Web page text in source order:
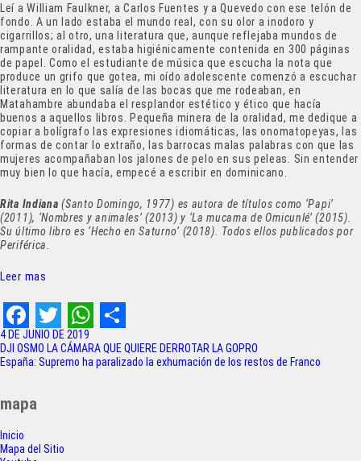
Leí a William Faulkner, a Carlos Fuentes y a Quevedo con ese telón de
fondo. A un lado estaba el mundo real, con su olor a inodoro y
cigarrillos; al otro, una literatura que, aunque reflejaba mundos de
rampante oralidad, estaba higiénicamente contenida en 300 páginas
de papel. Como el estudiante de música que escucha la nota que
produce un grifo que gotea, mi oído adolescente comenzó a escuchar
literatura en lo que salía de las bocas que me rodeaban, en
Matahambre abundaba el resplandor estético y ético que hacía
buenos a aquellos libros. Pequeña minera de la oralidad, me dedique a
copiar a bolígrafo las expresiones idiomáticas, las onomatopeyas, las
formas de contar lo extraño, las barrocas malas palabras con que las
mujeres acompañaban los jalones de pelo en sus peleas. Sin entender
muy bien lo que hacía, empecé a escribir en dominicano.
Rita Indiana (Santo Domingo, 1977) es autora de títulos como ‘Papi’
(2011), ‘Nombres y animales’ (2013) y ‘La mucama de Omicunlé’ (2015).
Su último libro es ‘Hecho en Saturno’ (2018). Todos ellos publicados por
Periférica.
Leer mas
F
a
c
e
b
T
w
t
t
W
h
S
h
4 DE JUNIO DE 2019
Navegación
de
DJI OSMO LA CÁMARA QUE QUIERE DERROTAR LA GOPRO
España: Supremo ha paralizado la exhumación de los restos de Franco
mapa
Inicio
Mapa del Sitio